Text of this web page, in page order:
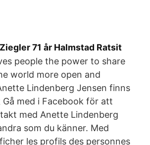
71 år Halmstad Ratsit
people the power to share
world more open and
Lindenberg Jensen finns
Gå med i Facebook för att
med Anette Lindenberg
som du känner. Med
les profils des personnes